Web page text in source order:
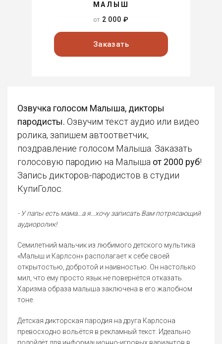
МАЛЫШ
от 2 000 ₽
Заказать
Озвучка голосом Малыша, дикторы
пародисты. Озвучим текст аудио или видео
ролика, запишем автоответчик,
поздравление голосом Малыша. Заказать
голосовую пародию на Малыша от 2000 руб!
Запись дикторов-пародистов в студии
КупиГолос.
- У папы есть мама…а я…хочу записать Вам потрясающий
аудиоролик!
Семилетний мальчик из любимого детского мультика
«Малыш и Карлсон» располагает к себе своей
открытостью, добротой и наивностью. Он настолько
мил, что ему просто язык не повернётся отказать.
Харизма образа малыша заключена в его жалобном
тоне.
Детская дикторская пародия на друга Карлсона
превосходно вольётся в рекламный текст. Идеально
подойдёт для информационно-игровых вариантов в